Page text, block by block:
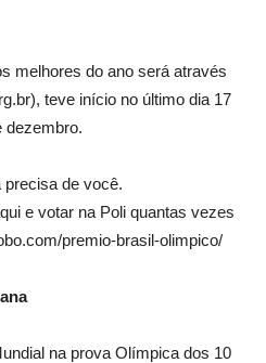
melhores do ano será através
teve início no último dia 17
dezembro.
precisa de você.
e votar na Poli quantas vezes
premio-brasil-olimpico/
na prova Olímpica dos 10